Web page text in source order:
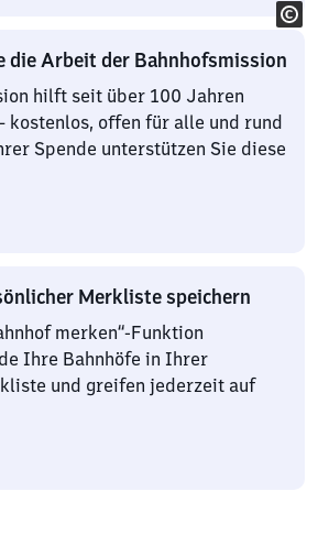
die Arbeit der Bahnhofsmission
hilft seit über 100 Jahren
kostenlos, offen für alle und rund
Spende unterstützen Sie diese
Merkliste speichern
merken“-Funktion
Ihre Bahnhöfe in Ihrer
und greifen jederzeit auf